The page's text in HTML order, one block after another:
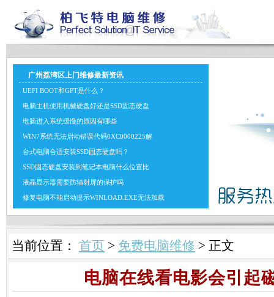
广州荔湾区上门维修最新资讯
UEFI BOOT和GPT是什么？
电脑主机使用机械硬盘好还是SSD固态硬盘
电脑进入系统缓慢的原因有哪些
WIN7系统无法启动错误代码0XC0000225解
台式电脑合适安装SSD固态硬盘吗？
SSD固态硬盘安装到笔记本电脑什么位置比
液晶显示器需要防辐射屏的保护吗
修复电脑不能启动提示WINLOAD.EXE无法加载
当前位置： 首页 > 免费电脑维修 > 正文
电脑在线看电影会引起